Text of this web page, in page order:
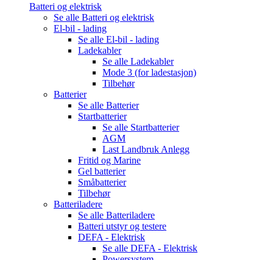
Batteri og elektrisk
Se alle Batteri og elektrisk
El-bil - lading
Se alle El-bil - lading
Ladekabler
Se alle Ladekabler
Mode 3 (for ladestasjon)
Tilbehør
Batterier
Se alle Batterier
Startbatterier
Se alle Startbatterier
AGM
Last Landbruk Anlegg
Fritid og Marine
Gel batterier
Småbatterier
Tilbehør
Batteriladere
Se alle Batteriladere
Batteri utstyr og testere
DEFA - Elektrisk
Se alle DEFA - Elektrisk